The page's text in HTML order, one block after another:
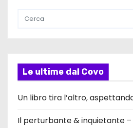
Le ultime dal Covo
Un libro tira l’altro,
Il perturbante & inquietante –